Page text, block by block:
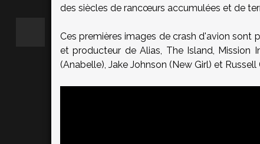
des siècles de rancœurs accumulées et de
Ces premières images de crash d'avion sont
et producteur de Alias, The Island, Mission
(Anabelle), Jake Johnson (New Girl) et